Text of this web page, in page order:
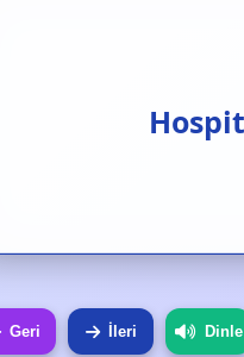
Geri İleri Dinle